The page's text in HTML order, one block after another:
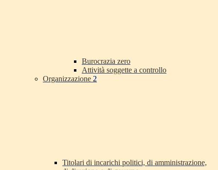
Burocrazia zero
Attività soggette a controllo
Organizzazione 2
Titolari di incarichi politici, di amministrazione,